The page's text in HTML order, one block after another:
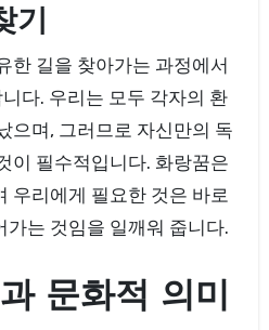
기
한 길을 찾아가는 과정에서
다. 우리는 모두 각자의 환
으며, 그러므로 자신만의 독
이 필수적입니다. 화랑꿈은
우리에게 필요한 것은 바로
가는 것임을 일깨워 줍니다.
문화적 의미